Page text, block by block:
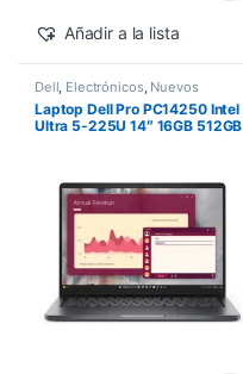
Añadir a la lista
Dell, Electrónicos, Nuevos
Productos
Laptop Dell Pro PC14250 Intel
Ultra 5-225U 14″ 16GB 512GB